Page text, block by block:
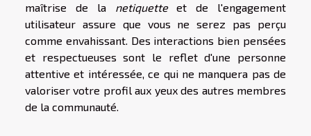
maîtrise de la netiquetteet de l'engagement
utilisateur assure que vous ne serez pas perçu
comme envahissant. Des interactions bien pensées
et respectueuses sont le reflet d'une personne
attentive et intéressée, ce qui ne manquera pas de
valoriser votre profil aux yeux des autres membres
de la communauté.